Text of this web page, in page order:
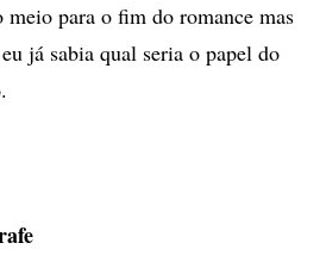
para o fim do romance mas
já sabia qual seria o papel do